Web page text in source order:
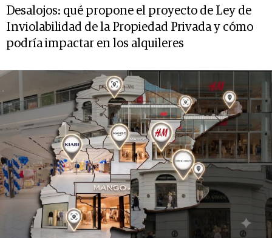
Desalojos: qué propone el proyecto de Ley de
Inviolabilidad de la Propiedad Privada y cómo
podría impactar en los alquileres